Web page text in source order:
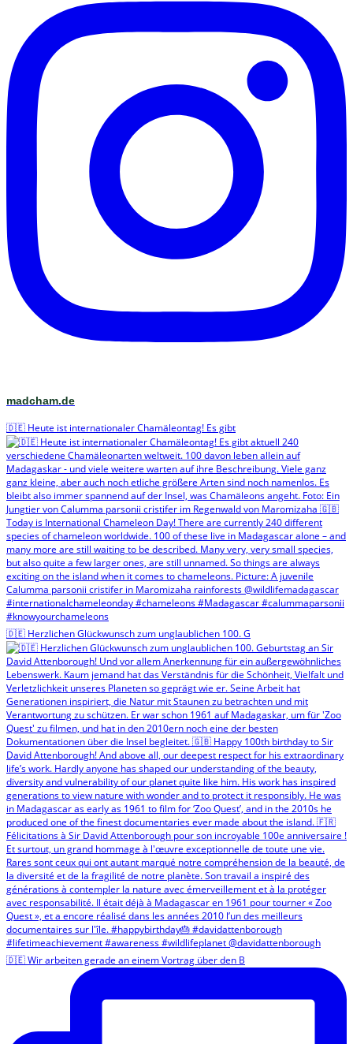
madcham.de
🇩🇪 Heute ist internationaler Chamäleontag! Es gibt
🇩🇪 Herzlichen Glückwunsch zum unglaublichen 100. G
🇩🇪 Wir arbeiten gerade an einem Vortrag über den B